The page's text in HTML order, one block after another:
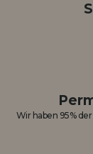
Wir haben 95%